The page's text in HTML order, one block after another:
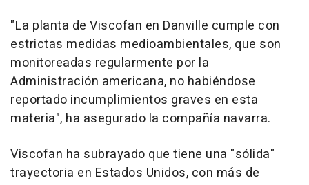
"La planta de Viscofan en Danville cumple con
estrictas medidas medioambientales, que son
monitoreadas regularmente por la
Administración americana, no habiéndose
reportado incumplimientos graves en esta
materia", ha asegurado la compañía navarra.
Viscofan ha subrayado que tiene una "sólida"
trayectoria en Estados Unidos, con más de